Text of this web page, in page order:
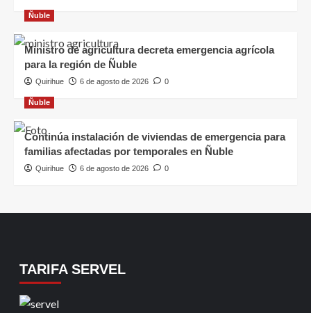
Ñuble
Ministro de agricultura decreta emergencia agrícola
para la región de Ñuble
Quirihue 6 de agosto de 2026 0
Ñuble
Continúa instalación de viviendas de emergencia para
familias afectadas por temporales en Ñuble
Quirihue 6 de agosto de 2026 0
TARIFA SERVEL